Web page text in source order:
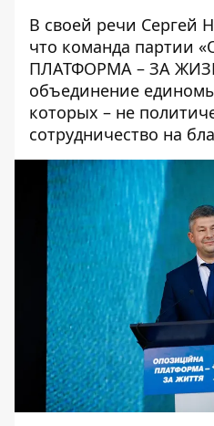
В своей речи Сергей
что команда партии
ПЛАТФОРМА – ЗА
объединение
которых – не
сотрудничество на